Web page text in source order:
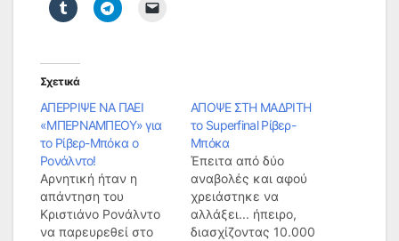
Σχετικά
ΑΠΕΡΡΙΨΕ ΝΑ ΠΑΕΙ
«ΜΠΕΡΝΑΜΠΕΟΥ» για
το Ρίβερ-Μπόκα ο
Ρονάλντο!
Αρνητική ήταν η
απάντηση του
Κριστιάνο Ρονάλντο
να παρευρεθεί στο
ΑΠΟΨΕ ΣΤΗ ΜΑΔΡΙΤΗ
το Superfinal Ρίβερ-
Μπόκα
Έπειτα από δύο
αναβολές και αφού
χρειάστηκε να
αλλάξει... ήπειρο,
διασχίζοντας 10.000